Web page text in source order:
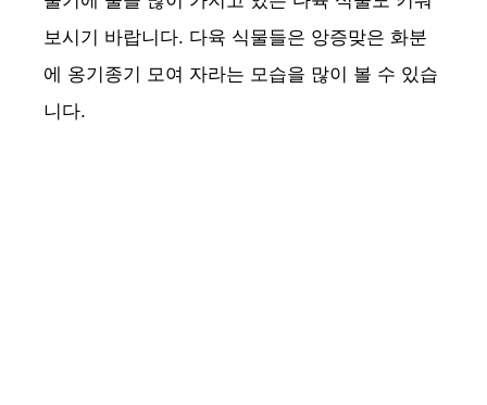
보시기 바랍니다. 다육 식물들은 앙증맞은 화분
에 옹기종기 모여 자라는 모습을 많이 볼 수 있습
니다.